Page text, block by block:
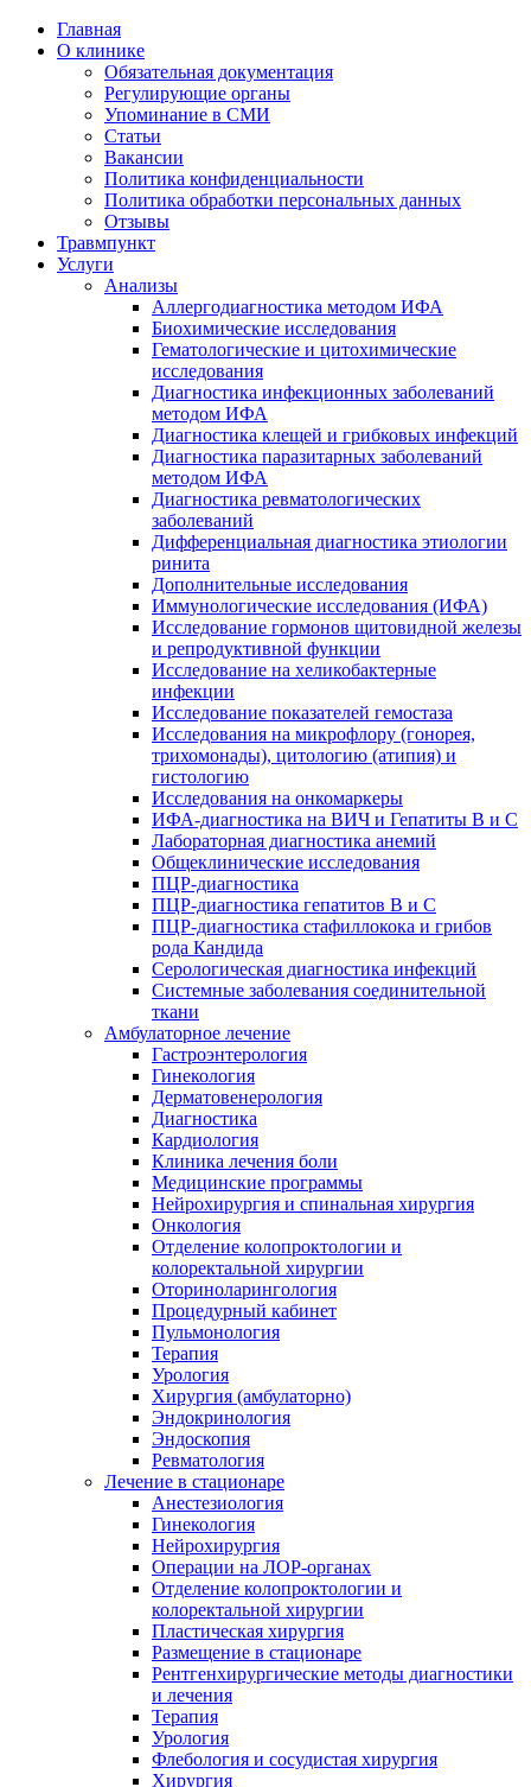
Главная
О клинике
Обязательная документация
Регулирующие органы
Упоминание в СМИ
Статьи
Вакансии
Политика конфиденциальности
Политика обработки персональных данных
Отзывы
Травмпункт
Услуги
Анализы
Аллергодиагностика методом ИФА
Биохимические исследования
Гематологические и цитохимические
исследования
Диагностика инфекционных заболеваний
методом ИФА
Диагностика клещей и грибковых инфекций
Диагностика паразитарных заболеваний
методом ИФА
Диагностика ревматологических
заболеваний
Дифференциальная диагностика этиологии
ринита
Дополнительные исследования
Иммунологические исследования (ИФА)
Исследование гормонов щитовидной железы
и репродуктивной функции
Исследование на хеликобактерные
инфекции
Исследование показателей гемостаза
Исследования на микрофлору (гонорея,
трихомонады), цитологию (атипия) и
гистологию
Исследования на онкомаркеры
ИФА-диагностика на ВИЧ и Гепатиты B и C
Лабораторная диагностика анемий
Общеклинические исследования
ПЦР-диагностика
ПЦР-диагностика гепатитов B и C
ПЦР-диагностика стафиллокока и грибов
рода Кандида
Серологическая диагностика инфекций
Системные заболевания соединительной
ткани
Амбулаторное лечение
Гастроэнтерология
Гинекология
Дерматовенерология
Диагностика
Кардиология
Клиника лечения боли
Медицинские программы
Нейрохирургия и спинальная хирургия
Онкология
Отделение колопроктологии и
колоректальной хирургии
Оториноларингология
Процедурный кабинет
Пульмонология
Терапия
Урология
Хирургия (амбулаторно)
Эндокринология
Эндоскопия
Ревматология
Лечение в стационаре
Анестезиология
Гинекология
Нейрохирургия
Операции на ЛОР-органах
Отделение колопроктологии и
колоректальной хирургии
Пластическая хирургия
Размещение в стационаре
Рентгенхирургические методы диагностики
и лечения
Терапия
Урология
Флебология и сосудистая хирургия
Хирургия